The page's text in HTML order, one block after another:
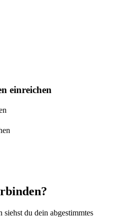
einreichen
du dein abgestimmtes